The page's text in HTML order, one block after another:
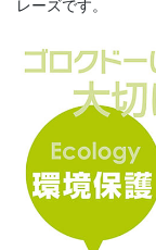
レーズです。